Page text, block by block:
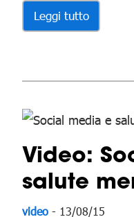
Leggi tutto
Video:
salute
video - 13/08/15